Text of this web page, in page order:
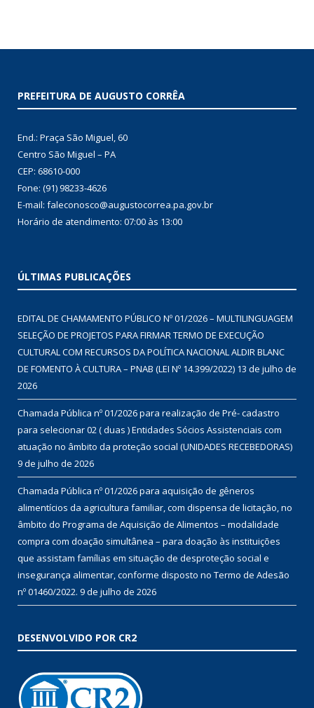
PREFEITURA DE AUGUSTO CORRÊA
End.: Praça São Miguel, 60
Centro São Miguel – PA
CEP: 68610-000
Fone: (91) 98233-4626
E-mail: faleconosco@augustocorrea.pa.gov.br
Horário de atendimento: 07:00 às 13:00
ÚLTIMAS PUBLICAÇÕES
EDITAL DE CHAMAMENTO PÚBLICO Nº 01/2026 – MULTILINGUAGEM
SELEÇÃO DE PROJETOS PARA FIRMAR TERMO DE EXECUÇÃO
CULTURAL COM RECURSOS DA POLÍTICA NACIONAL ALDIR BLANC
DE FOMENTO À CULTURA – PNAB (LEI Nº 14.399/2022) 13 de julho de
2026
Chamada Pública nº 01/2026 para realização de Pré- cadastro
para selecionar 02 ( duas ) Entidades Sócios Assistenciais com
atuação no âmbito da proteção social (UNIDADES RECEBEDORAS)
9 de julho de 2026
Chamada Pública nº 01/2026 para aquisição de gêneros
alimentícios da agricultura familiar, com dispensa de licitação, no
âmbito do Programa de Aquisição de Alimentos – modalidade
compra com doação simultânea – para doação às instituições
que assistam famílias em situação de desproteção social e
insegurança alimentar, conforme disposto no Termo de Adesão
nº 01460/2022. 9 de julho de 2026
DESENVOLVIDO POR CR2